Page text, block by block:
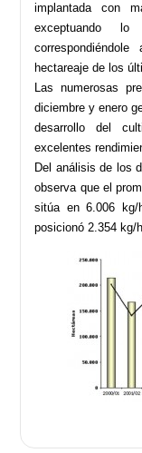
implantada con
exceptuando
hectareaje de los
Las numerosas
diciembre y enero
desarrollo del
excelentes
Del análisis de los
observa que el
sitúa en 6.006 kg/
posicionó 2.354 kg/